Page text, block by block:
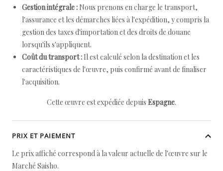
Gestion intégrale : Nous prenons en charge le transport,
l'assurance et les démarches liées à l'expédition, y compris la
gestion des taxes d'importation et des droits de douane
lorsqu'ils s'appliquent.
Coût du transport : Il est calculé selon la destination et les
caractéristiques de l'œuvre, puis confirmé avant de finaliser
l'acquisition.
Cette œuvre est expédiée depuis Espagne.
PRIX ET PAIEMENT
Le prix affiché correspond à la valeur actuelle de l'œuvre sur le
Marché Saisho.